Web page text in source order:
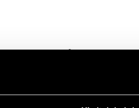
/ 4,0–6,0 mm²